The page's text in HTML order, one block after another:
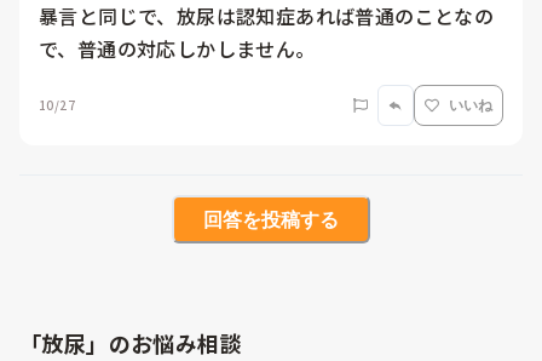
暴言と同じで、放尿は認知症あれば普通のことなの
で、普通の対応しかしません。
10/27 いいね
回答を投稿する
「放尿」のお悩み相談